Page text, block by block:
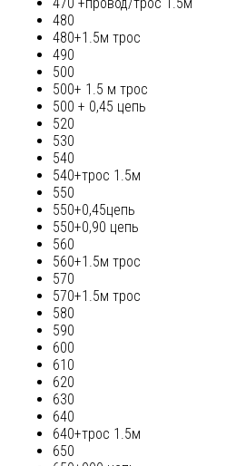
470 +провод/трос 1.5м
480
480+1.5м трос
490
500
500+ 1.5 м трос
500 + 0,45 цепь
520
530
540
540+трос 1.5м
550
550+0,45цепь
550+0,90 цепь
560
560+1.5м трос
570
570+1.5м трос
580
590
600
610
620
630
640
640+трос 1.5м
650